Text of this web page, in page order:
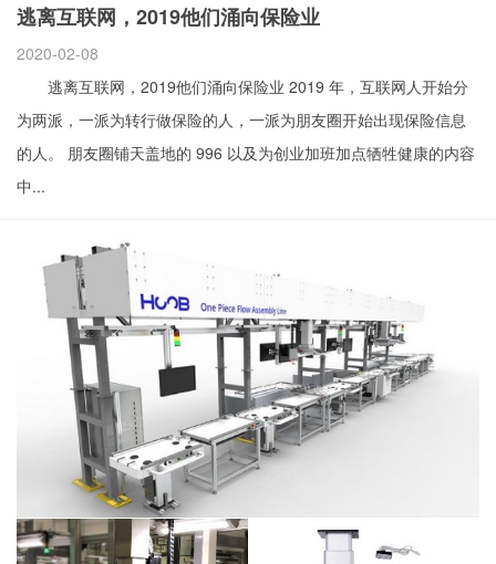
逃离互联网，2019他们涌向保险业
2020-02-08
逃离互联网，2019他们涌向保险业 2019 年，互联网人开始分
为两派，一派为转行做保险的人，一派为朋友圈开始出现保险信息
的人。 朋友圈铺天盖地的 996 以及为创业加班加点牺牲健康的内容
中...